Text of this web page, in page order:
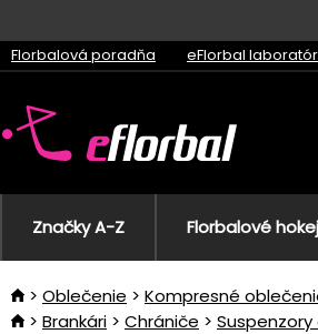
Florbalová poradňa eFlorbal
Značky A-Z Florbalové
Oblečenie Kompresné
Brankári
Chrániče